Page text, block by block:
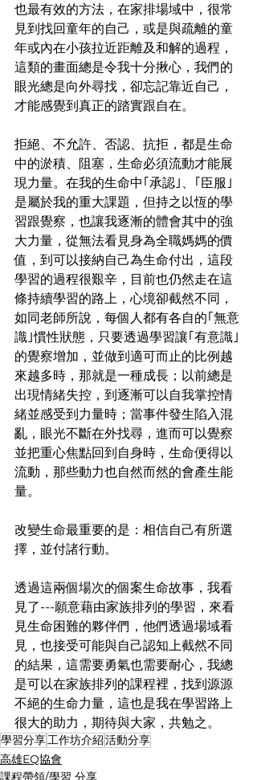
也最有效的方法，在家排場域中，很常
見到找回童年的自己，或是與疏離的童
年或內在小孩拉近距離及和解的過程，
這類的畫面總是令我十分揪心，我們的
眼光總是向外尋找，卻忘記靠近自己，
才能感覺到真正的踏實跟自在。
拒絕、不允許、否認、抗拒，都是生命
中的淤積、阻塞，生命必須流動才能展
現力量。在我的生命中｢承認｣、｢臣服｣
是屬於我的重大課題，但持之以恆的學
習跟覺察，也讓我逐漸的體會其中的強
大力量，從無法看見身為全職媽媽的價
值，到可以接納自己為生命付出，這段
學習的過程很艱辛，目前也仍然走在這
條持續學習的路上，心境卻截然不同，
如同老師所說，每個人都有各自的｢無意
識｣慣性狀態，只要透過學習讓｢有意識｣
的覺察增加，並做到適可而止的比例越
來越多時，那就是一種成長；以前總是
出現情緒失控，到逐漸可以自我掌控情
緒並感受到力量時；當事件發生陷入混
亂，眼光不斷在外找尋，進而可以覺察
並把重心焦點回到自身時，生命便得以
流動，那些動力也自然而然的會產生能
量。
改變生命最重要的是：相信自己有所選
擇，並付諸行動。
透過這兩個場次的個案生命故事，我看
見了---願意藉由家族排列的學習，來看
見生命困難的夥伴們，他們透過場域看
見，也接受可能與自己認知上截然不同
的結果，這需要勇氣也需要耐心，我總
是可以在家族排列的課程裡，找到源源
不絕的生命力量，這也是我在學習路上
很大的助力，期待與大家，共勉之。
學習分享工作坊介紹活動分享
高雄EQ協會
課程帶領/學習 分享